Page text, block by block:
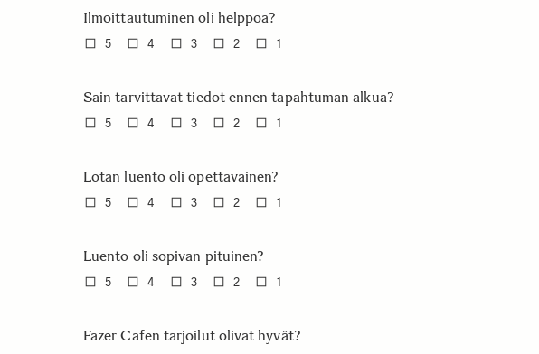
Ilmoittautuminen oli helppoa?
5 4 3 2 1
Sain tarvittavat tiedot ennen tapahtuman alkua?
5 4 3 2 1
Lotan luento oli opettavainen?
5 4 3 2 1
Luento oli sopivan pituinen?
5 4 3 2 1
Fazer Cafen tarjoilut olivat hyvät?